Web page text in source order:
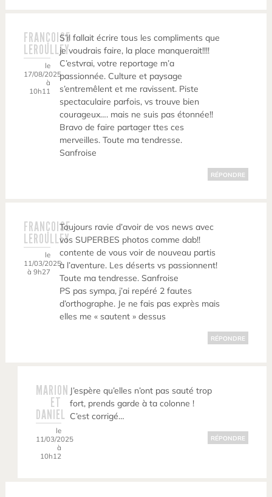
FRANÇOISE
LEROULLEY
le
17/08/2025
à
10h11
S’il fallait écrire tous les compliments que
je voudrais faire, la place manquerait!!!!
C’estvrai, votre reportage m’a
passionnée. Culture et paysage
s’entremêlent et me ravissent. Piste
spectaculaire parfois, vs trouve bien
courageux…. mais ne suis pas étonnée!!
Bravo de faire partager ttes ces
merveilles. Toute ma tendresse.
Sanfroise
RÉPONDRE
FRANÇOISE
LEROULLEY
le
11/03/2025
à 9h27
Toujours ravie d’avoir de vos news avec
vos SUPERBES photos comme dab!!
contente de vous voir de nouveau partis
à l’aventure. Les déserts vs passionnent!
Toute ma tendresse. Sanfroise
PS pas sympa, j’ai repéré 2 fautes
d’orthographe. Je ne fais pas exprès mais
elles me « sautent » dessus
RÉPONDRE
MARION
ET
DANIEL
le
11/03/2025
à
10h12
J’espère qu’elles n’ont pas sauté trop
fort, prends garde à ta colonne !
C’est corrigé…
RÉPONDRE